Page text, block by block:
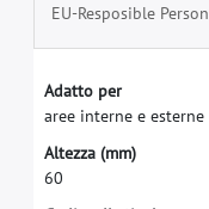
EU-Resposible Person
Adatto per
aree interne e esterne
Altezza (mm)
60